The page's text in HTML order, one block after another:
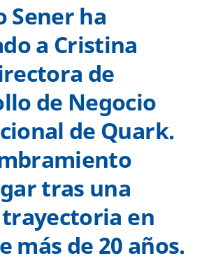
Sener ha
a Cristina
de
de Negocio
de Quark.
tras una
en
más de 20 años.